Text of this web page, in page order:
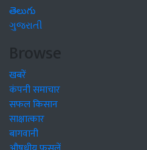
తెలుగు
ગુજરાતી
Browse
खबरें
कंपनी समाचार
सफल किसान
साक्षात्कार
बागवानी